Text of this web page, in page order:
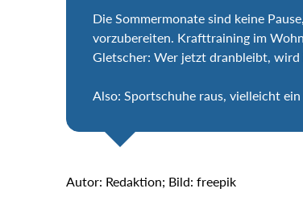
Die Sommermonate sind keine
vorzubereiten. Krafttraining im
Gletscher: Wer jetzt dranbleibt,
Also: Sportschuhe raus, vielleicht
Autor: Redaktion; Bild: freepik